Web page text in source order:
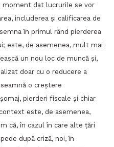
moment dat lucrurile se vor
includerea și calificarea de
în primul rând pierderea
este, de asemenea, mult mai
un nou loc de muncă și,
doar cu o reducere a
o creștere
pierderi fiscale și chiar
este, de asemenea,
că, în cazul în care alte țări
după criză, noi, în